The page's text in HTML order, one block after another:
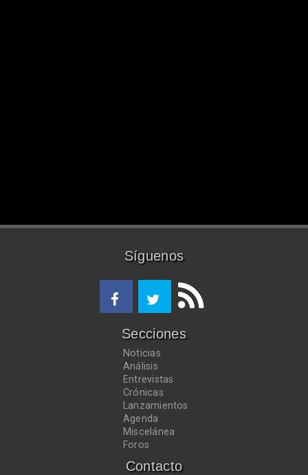
Síguenos
Secciones
Noticias
Análisis
Entrevistas
Crónicas
Lanzamientos
Agenda
Miscelánea
Foros
Contacto